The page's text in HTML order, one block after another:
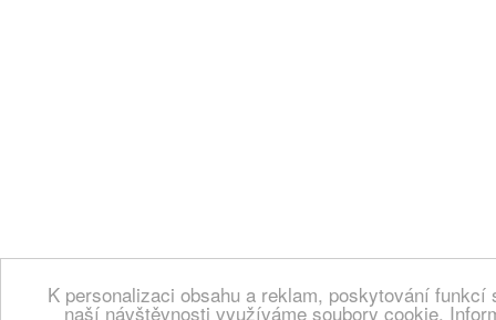
K personalizaci obsahu a reklam, poskytování
naší návštěvnosti využíváme soubory cookie.